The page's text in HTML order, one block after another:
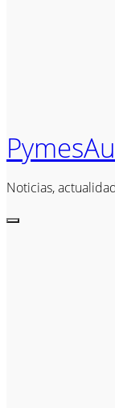
Noticias,